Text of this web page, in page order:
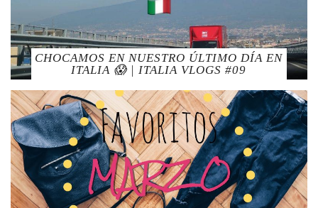
CHOCAMOS EN NUESTRO ÚLTIMO DÍA EN
ITALIA 😱 | ITALIA VLOGS #09